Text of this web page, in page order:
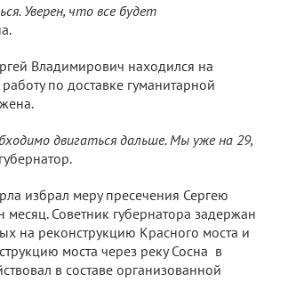
Уверен, что все будет
Владимирович находился на
по доставке гуманитарной
двигаться дальше. Мы уже на 29,
избрал меру пресечения Сергею
Советник губернатора задержан
на реконструкцию Красного моста и
моста через реку Сосна в
в составе организованной